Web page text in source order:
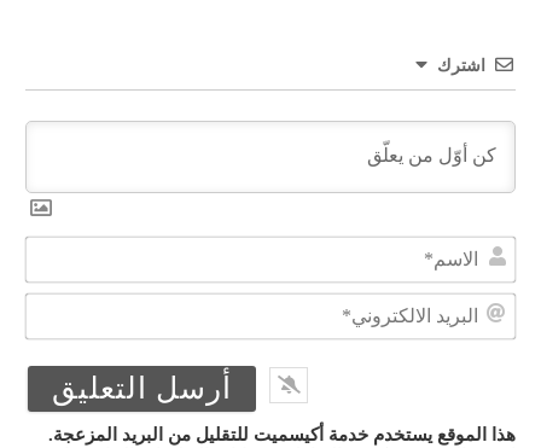
اشترك
هذا الموقع يستخدم خدمة أكيسميت للتقليل من البريد المزعجة.